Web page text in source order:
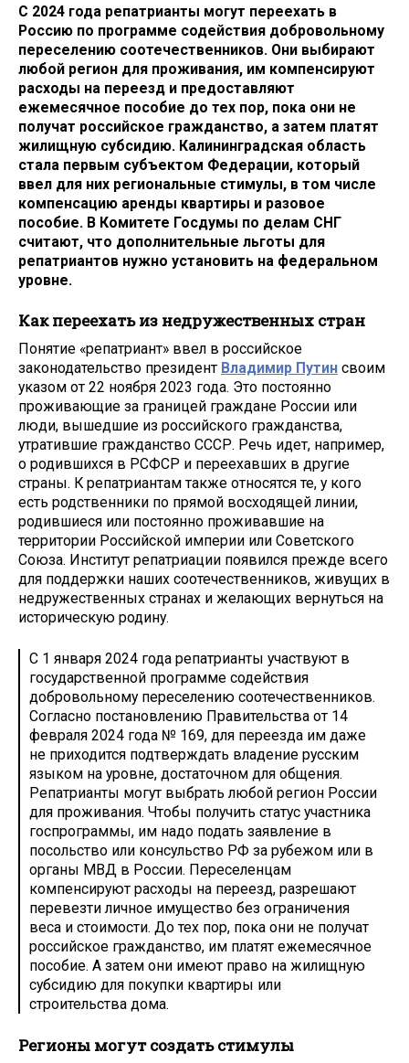
С 2024 года репатрианты могут переехать в
Россию по программе содействия добровольному
переселению соотечественников. Они выбирают
любой регион для проживания, им компенсируют
расходы на переезд и предоставляют
ежемесячное пособие до тех пор, пока они не
получат российское гражданство, а затем платят
жилищную субсидию. Калининградская область
стала первым субъектом Федерации, который
ввел для них региональные стимулы, в том числе
компенсацию аренды квартиры и разовое
пособие. В Комитете Госдумы по делам СНГ
считают, что дополнительные льготы для
репатриантов нужно установить на федеральном
уровне.
Как переехать из недружественных стран
Понятие «репатриант» ввел в российское
законодательство президент Владимир Путин своим
указом от 22 ноября 2023 года. Это постоянно
проживающие за границей граждане России или
люди, вышедшие из российского гражданства,
утратившие гражданство СССР. Речь идет, например,
о родившихся в РСФСР и переехавших в другие
страны. К репатриантам также относятся те, у кого
есть родственники по прямой восходящей линии,
родившиеся или постоянно проживавшие на
территории Российской империи или Советского
Союза. Институт репатриации появился прежде всего
для поддержки наших соотечественников, живущих в
недружественных странах и желающих вернуться на
историческую родину.
С 1 января 2024 года репатрианты участвуют в
государственной программе содействия
добровольному переселению соотечественников.
Согласно постановлению Правительства от 14
февраля 2024 года № 169, для переезда им даже
не приходится подтверждать владение русским
языком на уровне, достаточном для общения.
Репатрианты могут выбрать любой регион России
для проживания. Чтобы получить статус участника
госпрограммы, им надо подать заявление в
посольство или консульство РФ за рубежом или в
органы МВД в России. Переселенцам
компенсируют расходы на переезд, разрешают
перевезти личное имущество без ограничения
веса и стоимости. До тех пор, пока они не получат
российское гражданство, им платят ежемесячное
пособие. А затем они имеют право на жилищную
субсидию для покупки квартиры или
строительства дома.
Регионы могут создать стимулы